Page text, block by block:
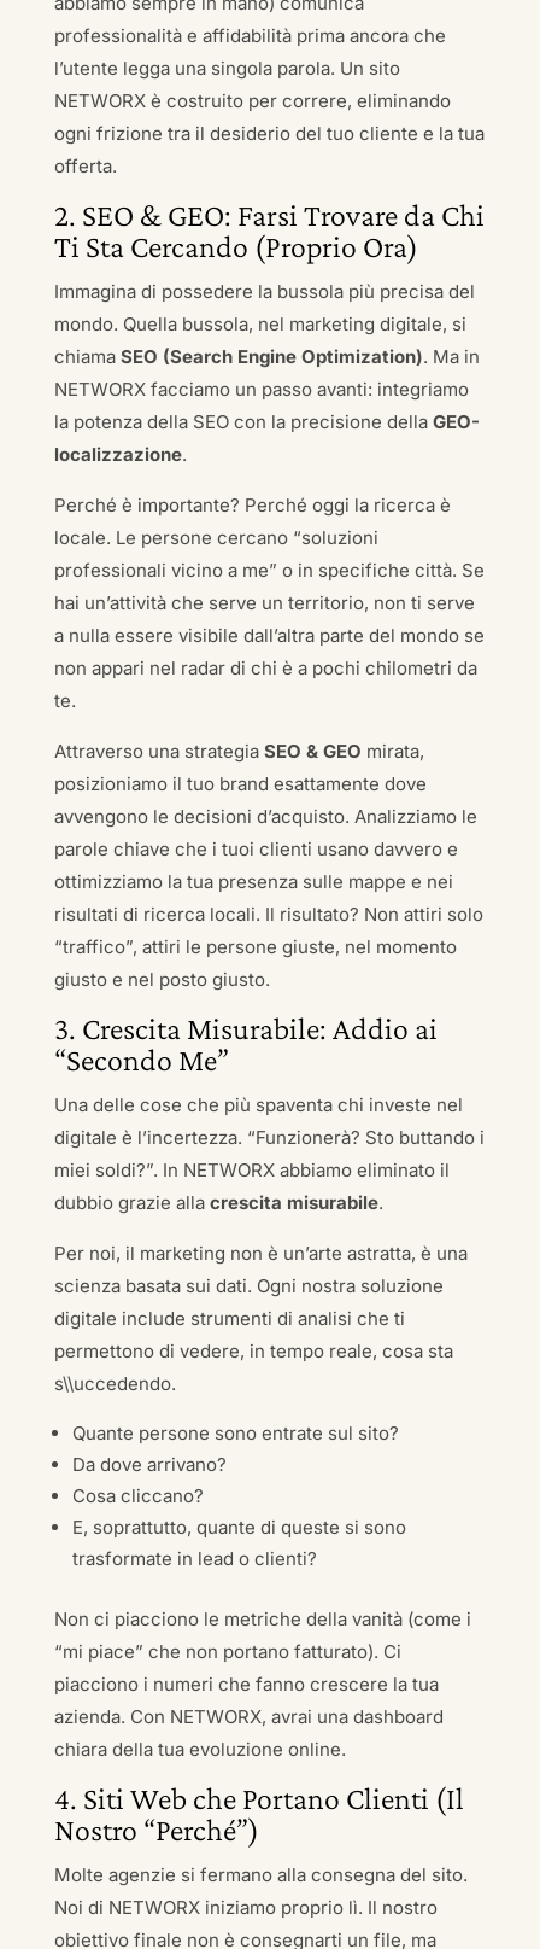
professionalità e affidabilità prima ancora che
l’utente legga una singola parola. Un sito
NETWORX è costruito per correre, eliminando
ogni frizione tra il desiderio del tuo cliente e la tua
offerta.
2. SEO & GEO: Farsi Trovare da Chi
Ti Sta Cercando (Proprio Ora)
Immagina di possedere la bussola più precisa del
mondo. Quella bussola, nel marketing digitale, si
chiama SEO (Search Engine Optimization). Ma in
NETWORX facciamo un passo avanti: integriamo
la potenza della SEO con la precisione della GEO-
localizzazione.
Perché è importante? Perché oggi la ricerca è
locale. Le persone cercano “soluzioni
professionali vicino a me” o in specifiche città. Se
hai un’attività che serve un territorio, non ti serve
a nulla essere visibile dall’altra parte del mondo se
non appari nel radar di chi è a pochi chilometri da
te.
Attraverso una strategia SEO & GEO mirata,
posizioniamo il tuo brand esattamente dove
avvengono le decisioni d’acquisto. Analizziamo le
parole chiave che i tuoi clienti usano davvero e
ottimizziamo la tua presenza sulle mappe e nei
risultati di ricerca locali. Il risultato? Non attiri solo
“traffico”, attiri le persone giuste, nel momento
giusto e nel posto giusto.
3. Crescita Misurabile: Addio ai
“Secondo Me”
Una delle cose che più spaventa chi investe nel
digitale è l’incertezza. “Funzionerà? Sto buttando i
miei soldi?”. In NETWORX abbiamo eliminato il
dubbio grazie alla crescita misurabile.
Per noi, il marketing non è un’arte astratta, è una
scienza basata sui dati. Ogni nostra soluzione
digitale include strumenti di analisi che ti
permettono di vedere, in tempo reale, cosa sta
s\\uccedendo.
Quante persone sono entrate sul sito?
Da dove arrivano?
Cosa cliccano?
E, soprattutto, quante di queste si sono
trasformate in lead o clienti?
Non ci piacciono le metriche della vanità (come i
“mi piace” che non portano fatturato). Ci
piacciono i numeri che fanno crescere la tua
azienda. Con NETWORX, avrai una dashboard
chiara della tua evoluzione online.
4. Siti Web che Portano Clienti (Il
Nostro “Perché”)
Molte agenzie si fermano alla consegna del sito.
Noi di NETWORX iniziamo proprio lì. Il nostro
obiettivo finale non è consegnarti un file, ma